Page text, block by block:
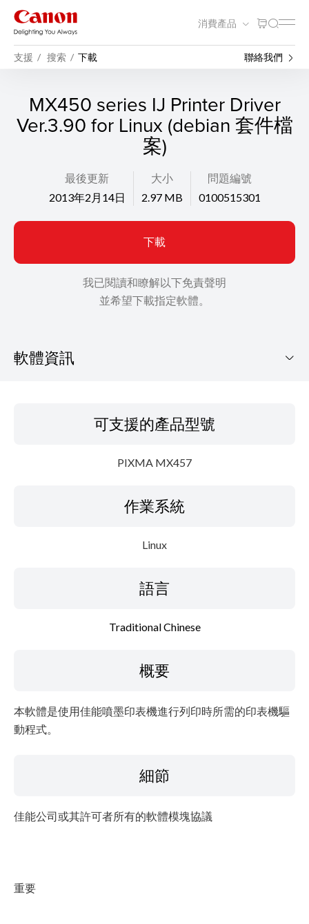
消費產品
支援 搜索 下載 聯絡我們
MX450 series IJ Printer Driver
Ver.3.90 for Linux (debian 套件檔
案)
最後更新
2013年2月14日
大小
2.97 MB
問題編號
0100515301
下載
我已閱讀和瞭解以下免責聲明
並希望下載指定軟體。
軟體資訊
可支援的產品型號
PIXMA MX457
作業系統
Linux
語言
Traditional Chinese
概要
本軟體是使用佳能噴墨印表機進行列印時所需的印表機驅
動程式。
細節
佳能公司或其許可者所有的軟體模塊協議
重要